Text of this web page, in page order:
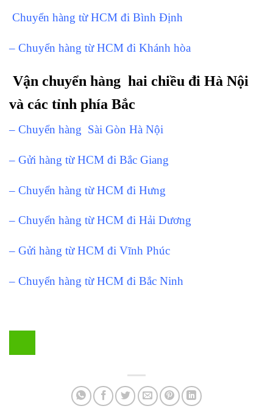
Chuyển hàng từ HCM đi Bình Định
– Chuyển hàng từ HCM đi Khánh hòa
Vận chuyển hàng hai chiều đi Hà Nội
và các tỉnh phía Bắc
– Chuyển hàng Sài Gòn Hà Nội
– Gửi hàng từ HCM đi Bắc Giang
– Chuyển hàng từ HCM đi Hưng
– Chuyển hàng từ HCM đi Hải Dương
– Gửi hàng từ HCM đi Vĩnh Phúc
– Chuyển hàng từ HCM đi Bắc Ninh